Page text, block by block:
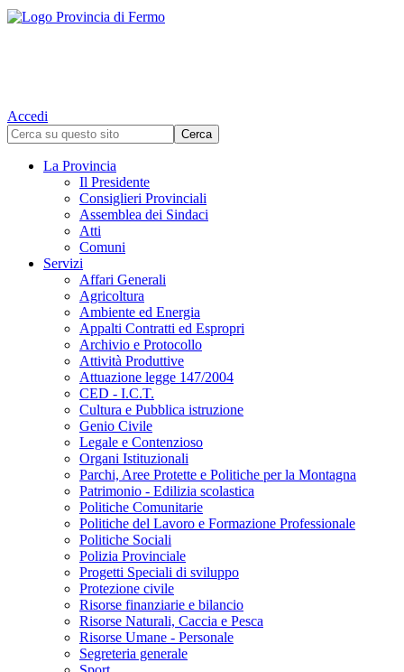
Accedi
La Provincia
Il Presidente
Consiglieri Provinciali
Assemblea dei Sindaci
Atti
Comuni
Servizi
Affari Generali
Agricoltura
Ambiente ed Energia
Appalti Contratti ed Espropri
Archivio e Protocollo
Attività Produttive
Attuazione legge 147/2004
CED - I.C.T.
Cultura e Pubblica istruzione
Genio Civile
Legale e Contenzioso
Organi Istituzionali
Parchi, Aree Protette e Politiche per la Montagna
Patrimonio - Edilizia scolastica
Politiche Comunitarie
Politiche del Lavoro e Formazione Professionale
Politiche Sociali
Polizia Provinciale
Progetti Speciali di sviluppo
Protezione civile
Risorse finanziarie e bilancio
Risorse Naturali, Caccia e Pesca
Risorse Umane - Personale
Segreteria generale